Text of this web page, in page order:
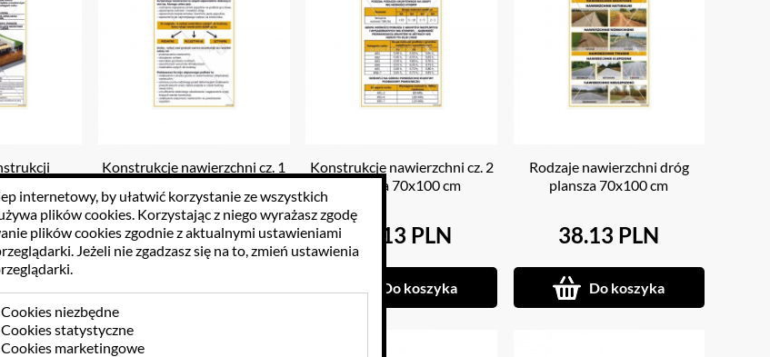
70x100
Konstrukcje nawierzchni cz. 1
38.13 PLN
Konstrukcje nawierzchni cz. 2
plansza 70x100 cm
38.13 PLN
Do koszyka
Rodzaje nawierzchni dróg
plansza 70x100 cm
38.13 PLN
Do koszyka
internetowy, by ułatwić korzystanie ze wszystkich
plików cookies. Korzystając z niego wyrażasz zgodę
plików cookies zgodnie z aktualnymi ustawieniami
Jeżeli nie zgadzasz się na to, zmień ustawienia
Cookies niezbędne
Cookies statystyczne
Cookies marketingowe